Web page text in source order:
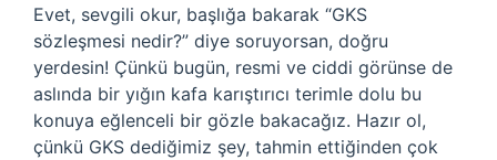
Evet, sevgili okur, başlığa bakarak “GKS
sözleşmesi nedir?” diye soruyorsan, doğru
yerdesin! Çünkü bugün, resmi ve ciddi görünse de
aslında bir yığın kafa karıştırıcı terimle dolu bu
konuya eğlenceli bir gözle bakacağız. Hazır ol,
çünkü GKS dediğimiz şey, tahmin ettiğinden çok